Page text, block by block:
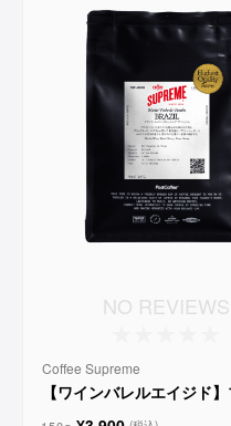
NO REVIEWS
Coffee Supreme
【ワインバレルエイジド